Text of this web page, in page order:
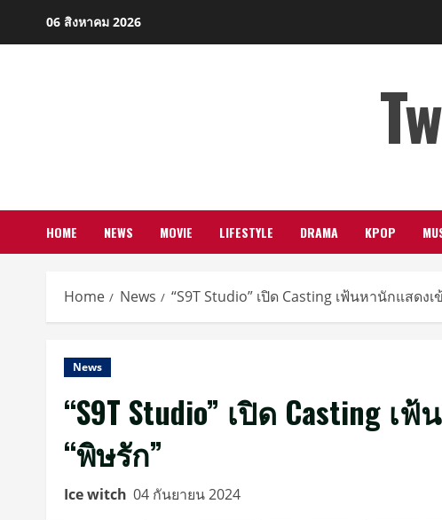
06 สิงหาคม 2026
HOME NEWS MOVIE LIFESTYLE DRAMA KPOP
Home News “S9T Studio” เปิด Casting เฟ้นหานักแสดง
News
“S9T Studio” เปิด Casting เ
“พิษรัก”
Ice witch 04 กันยายน 2024